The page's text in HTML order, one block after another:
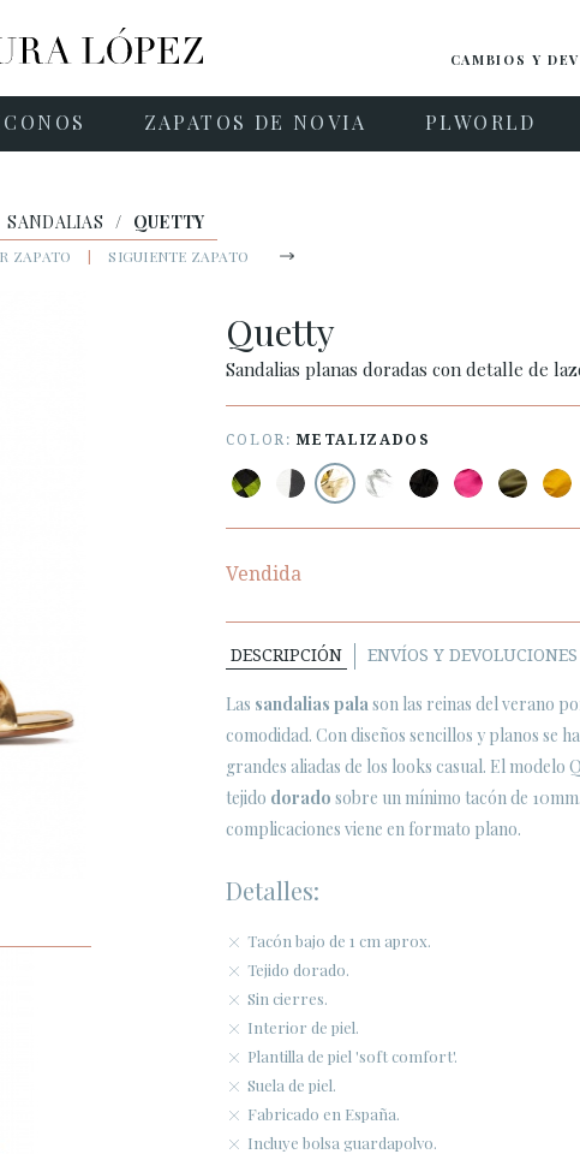
CAMBIOS Y
ZAPATOS DE NOVIA PLWORLD
SANDALIAS / QUETTY
ZAPATO | SIGUIENTE ZAPATO
Quetty
Sandalias planas doradas con detalle de
COLOR:METALIZADOS
Vendida
DESCRIPCIÓN ENVÍOS Y DEVOLUCIONES
Las sandalias palason las reinas del verano
comodidad. Con diseños sencillos y planos se
grandes aliadas de los looks casual. El modelo
tejido dorado sobre un mínimo tacón de
complicaciones viene en formato plano.
Detalles:
Tacón bajo de 1 cm aprox.
Tejido dorado.
Sin cierres.
Interior de piel.
Plantilla de piel 'soft comfort'.
Suela de piel.
Fabricado en España.
Incluye bolsa guardapolvo.